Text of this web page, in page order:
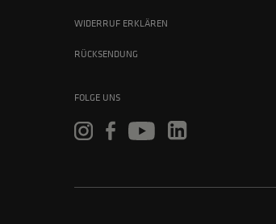
WIDERRUF ERKLÄREN
RÜCKSENDUNG
FOLGE UNS